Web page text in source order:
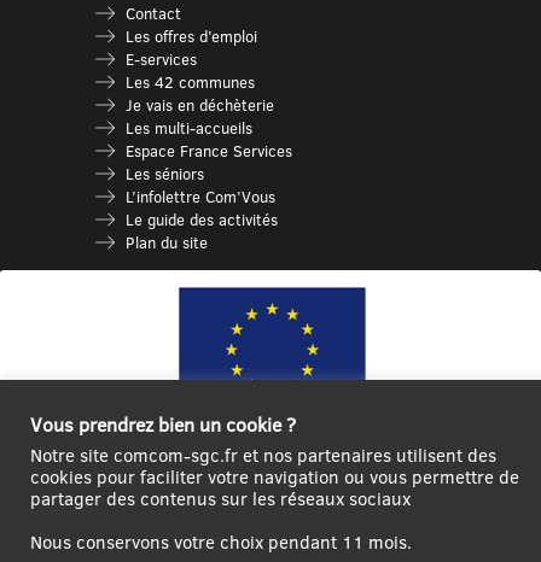
Contact
Les offres d’emploi
E-services
Les 42 communes
Je vais en déchèterie
Les multi-accueils
Espace France Services
Les séniors
L’infolettre Com’Vous
Le guide des activités
Plan du site
Ce site internet a été cofinancé par l’Union européenne avec le Fonds
Européen de Développement Régional à hauteur de 12 572€
Créer un
Contact
Plan
Vous prendrez bien un cookie ?
Notre site comcom-sgc.fr et nos partenaires utilisent des
cookies pour faciliter votre navigation ou vous permettre de
partager des contenus sur les réseaux sociaux
Nous conservons votre choix pendant 11 mois.